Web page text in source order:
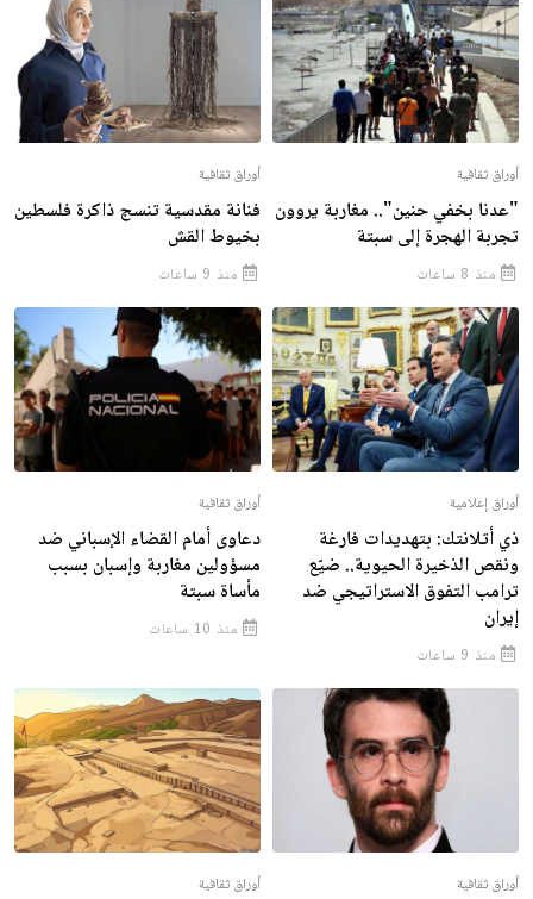
أوراق ثقافية
"عدنا بخفي حنين".. مغاربة يروون
تجربة الهجرة إلى سبتة
منذ 8 ساعات
أوراق ثقافية
فنانة مقدسية تنسج ذاكرة فلسطين
بخيوط القش
منذ 9 ساعات
أوراق إعلامية
ذي أتلانتك: بتهديدات فارغة
ونقص الذخيرة الحيوية.. ضيّع
ترامب التفوق الاستراتيجي ضد
إيران
منذ 9 ساعات
أوراق ثقافية
دعاوى أمام القضاء الإسباني ضد
مسؤولين مغاربة وإسبان بسبب
مأساة سبتة
منذ 10 ساعات
أوراق ثقافية أوراق ثقافية